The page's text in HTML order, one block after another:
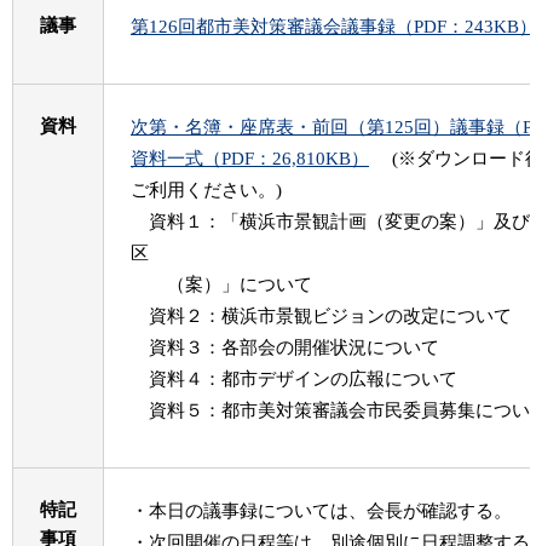
議事 第126回都市美対策審議会議事録（PDF：243KB）
資料
次第・名簿・座席表・前回（第125回）議事録（
資料一式（PDF：26,810KB）
(※ダウンロード後
ご利用ください。)
資料１：「横浜市景観計画（変更の案）」及び
区
（案）」について
資料２：横浜市景観ビジョンの改定について
資料３：各部会の開催状況について
資料４：都市デザインの広報について
資料５：都市美対策審議会市民委員募集につい
特記
事項
・本日の議事録については、会長が確認する。
・次回開催の日程等は、別途個別に日程調整する